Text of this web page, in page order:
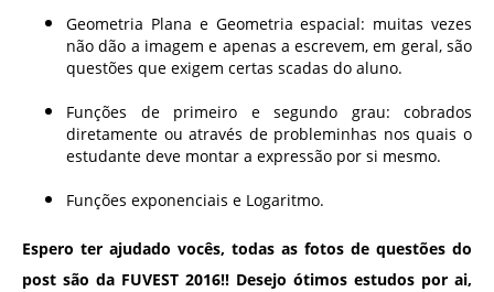
Geometria Plana e Geometria espacial: muitas vezes
não dão a imagem e apenas a escrevem, em geral, são
questões que exigem certas scadas do aluno.
Funções de primeiro e segundo grau: cobrados
diretamente ou através de probleminhas nos quais o
estudante deve montar a expressão por si mesmo.
Funções exponenciais e Logaritmo.
Espero ter ajudado vocês, todas as fotos de questões do
post são da FUVEST 2016!! Desejo ótimos estudos por ai,